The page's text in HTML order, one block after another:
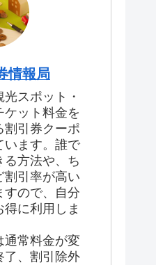
情報局
スポット・
ケット料金を
割引券クーポ
います。誰で
る方法や、ち
割引率が高い
すので、自分
に利用しま
常料金が変
了、割引除外